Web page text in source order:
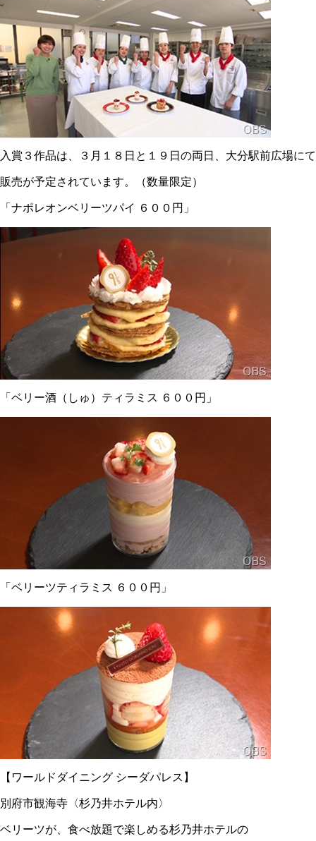
入賞３作品は、３月１８日と１９日の両日、大分駅前広場にて
販売が予定されています。（数量限定）
「ナポレオンベリーツパイ ６００円」
「ベリー酒（しゅ）ティラミス ６００円」
「ベリーツティラミス ６００円」
【ワールドダイニング シーダパレス】
別府市観海寺〈杉乃井ホテル内〉
ベリーツが、食べ放題で楽しめる杉乃井ホテルの